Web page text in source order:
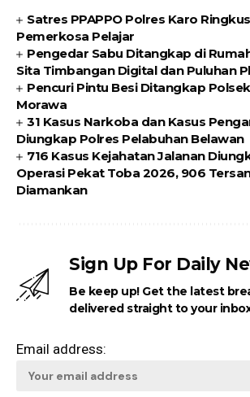
Satres PPAPPO Polres Karo
Pemerkosa Pelajar
Pengedar Sabu Ditangkap di
Sita Timbangan Digital dan Puluhan
Pencuri Pintu Besi Ditangkap
Morawa
31 Kasus Narkoba dan Kasus
Diungkap Polres Pelabuhan Belawan
716 Kasus Kejahatan Jalanan
Operasi Pekat Toba 2026, 906
Diamankan
Sign Up For Daily
Be keep up! Get the latest
delivered straight to your
Email address: